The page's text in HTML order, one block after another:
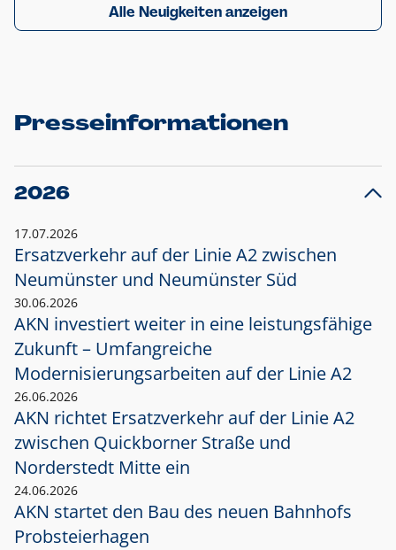
Alle Neuigkeiten anzeigen
Presseinformationen
2026
17.07.2026
Ersatzverkehr auf der Linie A2 zwischen
Neumünster und Neumünster Süd
30.06.2026
AKN investiert weiter in eine leistungsfähige
Zukunft – Umfangreiche
Modernisierungsarbeiten auf der Linie A2
26.06.2026
AKN richtet Ersatzverkehr auf der Linie A2
zwischen Quickborner Straße und
Norderstedt Mitte ein
24.06.2026
AKN startet den Bau des neuen Bahnhofs
Probsteierhagen